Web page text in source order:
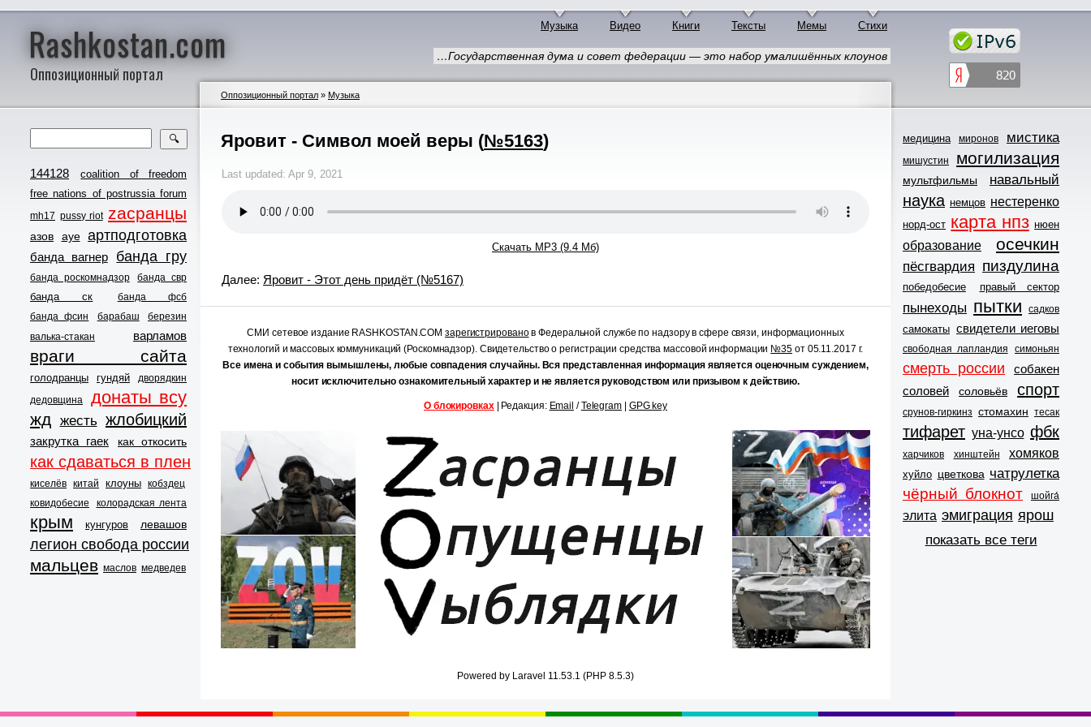
Rashkostan.com
Оппозиционный портал
Музыка Видео Книги Тексты Мемы Стихи
🔍
144128
coalition of freedom
free nations of postrussia forum
mh17 pussy riot zасранцы
азов ауе артподготовка
банда вагнер банда гру
банда роскомнадзор банда свр
банда ск
банда фсб
банда фсин
барабаш
березин
валька-стакан
варламов
враги сайта
голодранцы гундяй
дворядкин
дедовщина
донаты всу
жд жесть жлобицкий
закрутка гаек как откосить
как сдаваться в плен
киселёв китай клоуны кобздец
ковидобесие
колорадская лента
крым кунгуров левашов
легион свобода россии
мальцев маслов медведев
…Государственная дума и совет федерации — это набор умалишённых клоунов
Оппозиционный портал » Музыка
Яровит - Символ моей веры (№5163)
Last updated: Apr 9, 2021
Скачать MP3 (9.4 Мб)
Далее: Яровит - Этот день придёт (№5167)
СМИ сетевое издание RASHKOSTAN.COMзарегистрированов Федеральной службе по надзору в сфере связи, информационных
технологий и массовых коммуникаций (Роскомнадзор). Свидетельство о регистрации средства массовой информации №35от 05.11.2017 г.
Все имена и события вымышлены, любые совпадения случайны. Вся представленная информация является оценочным суждением,
носит исключительно ознакомительный характер и не является руководством или призывом к действию.
О блокировках| Редакция: Email /Telegram| GPG key
Powered by Laravel 11.53.1 (PHP 8.5.3)
медицина миронов мистика
мишустин могилизация
мультфильмы навальный
наука немцов нестеренко
норд-ост карта нпз нюен
образование осечкин
пёсгвардия пиздулина
победобесие правый сектор
пынеходы пытки садков
самокаты свидетели иеговы
свободная лапландия симоньян
смерть россии
собакен
соловей
соловьёв спорт
срунов-гиркинз стомахин тесак
тифарет уна-унсо фбк
харчиков хинштейн хомяков
хуйло цветкова чатрулетка
чёрный блокнот шойга́
элита эмиграция ярош
показать все теги